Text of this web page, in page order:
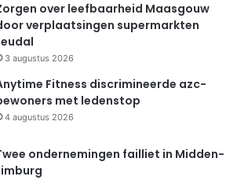
over leefbaarheid Maasgouw
verplaatsingen supermarkten
3 augustus 2026
Fitness discrimineerde azc-
met ledenstop
4 augustus 2026
ondernemingen failliet in Midden-